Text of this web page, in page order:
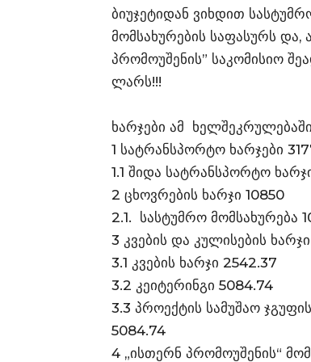
ბიუჯეტიდან ვიხდით
მომსახურების საფასურს
პრომოუშენის” საკომისიო
ლარს!!!
ხარჯები ამ
1 სატრანსპორტო ხარჯები
1.1 შიდა სატრანსპორტო
2 ცხოვრების ხარჯი 10850
2.1. სასტუმრო მომსახურება
3 კვების და კულისების ხარჯი
3.1 კვების ხარჯი 2542.37
3.2 კეიტერინგი 5084.74
3.3 პროექტის სამუშაო
5084.74
4 „ისთერნ პრომოუშენის“